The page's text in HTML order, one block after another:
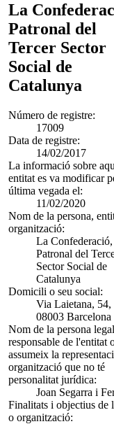
La
Patronal del
Tercer Sector
Social de
Catalunya
Número de registre:
17009
Data de registre:
14/02/2017
La informació sobre
entitat es va modificar
última vegada el:
11/02/2020
Nom de la persona,
organització:
La Confederació,
Patronal del
Sector Social de
Catalunya
Domicili o seu social:
Via Laietana, 54,
08003 Barcelona
Nom de la persona
responsable de l'entitat
assumeix la
organització que no té
personalitat jurídica:
Joan Segarra i
Finalitats i objectius de
o organització: